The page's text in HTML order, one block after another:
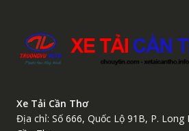
Xe Tải Cần Thơ
Địa chỉ: Số 666, Quốc Lộ 91B, P. Long